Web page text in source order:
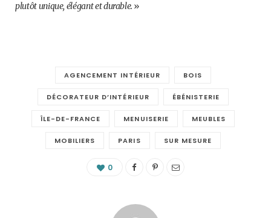
plutôt unique, élégant et durable. »
AGENCEMENT INTÉRIEUR BOIS
DÉCORATEUR D’INTÉRIEUR ÉBÉNISTERIE
ÎLE-DE-FRANCE MENUISERIE MEUBLES
MOBILIERS PARIS SUR MESURE
0